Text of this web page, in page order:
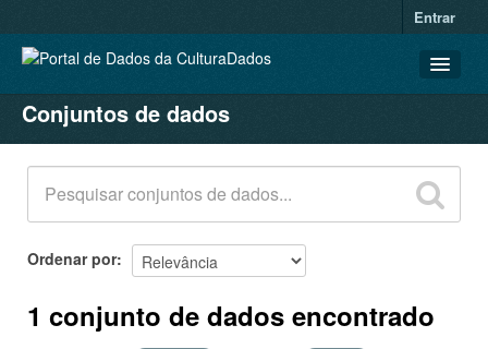
Entrar
CONJUNTOS DE DADOS
ORGANIZAÇÕES
GRUPOS
SOBRE
Conjuntos de dados
Ordenar por
1 conjunto de dados encontrado